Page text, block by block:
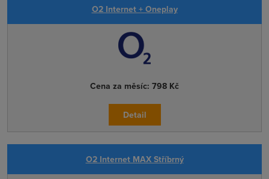
O2 Internet + Oneplay
Cena za měsíc: 798 Kč
Detail
O2 Internet MAX Stříbrný